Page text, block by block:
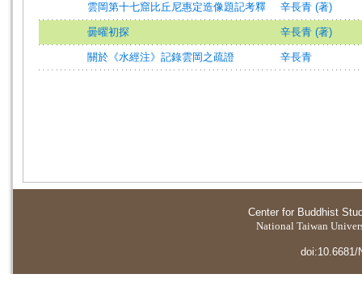
雲岡第十七窟比丘尼惠定造像題記考釋 辛長青 (著)
曇曜初探 辛長青 (著)
關於《水經注》記錄雲岡之疏證 辛長青
Center for Buddhist
National Taiwan
doi:10.6681/